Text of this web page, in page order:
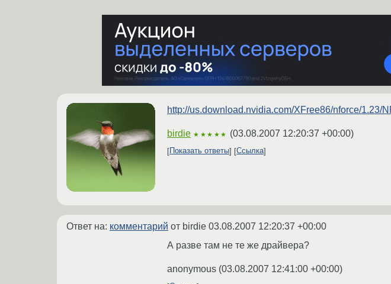
http://us.download.nvidia.com/XFree86/nforce/1.23/
birdie ★★★★★ (03.08.2007 12:20:37 +00:00)
Показать ответы Ссылка
Ответ на: комментарий от birdie 03.08.2007 12:20:37 +00:00
А разве там не те же драйвера?
anonymous (03.08.2007 12:41:00 +00:00)